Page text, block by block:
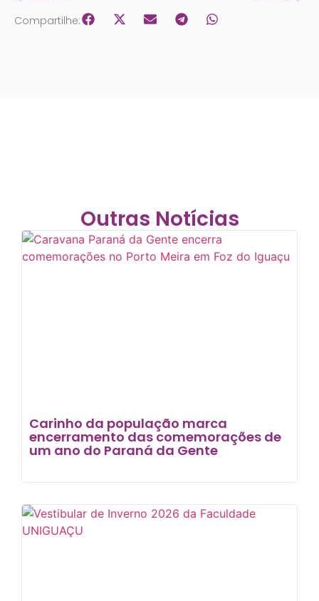
Compartilhe:
Outras Notícias
Carinho da população marca
encerramento das comemorações de
um ano do Paraná da Gente